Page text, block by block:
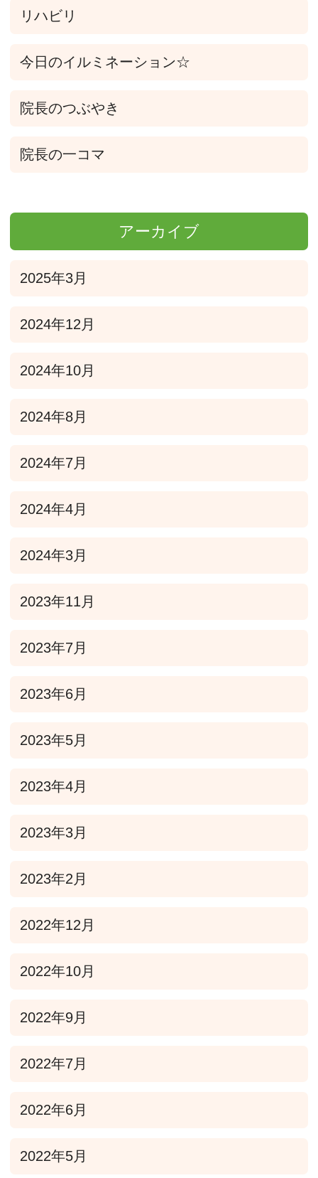
リハビリ
今日のイルミネーション☆
院長のつぶやき
院長の一コマ
アーカイブ
2025年3月
2024年12月
2024年10月
2024年8月
2024年7月
2024年4月
2024年3月
2023年11月
2023年7月
2023年6月
2023年5月
2023年4月
2023年3月
2023年2月
2022年12月
2022年10月
2022年9月
2022年7月
2022年6月
2022年5月